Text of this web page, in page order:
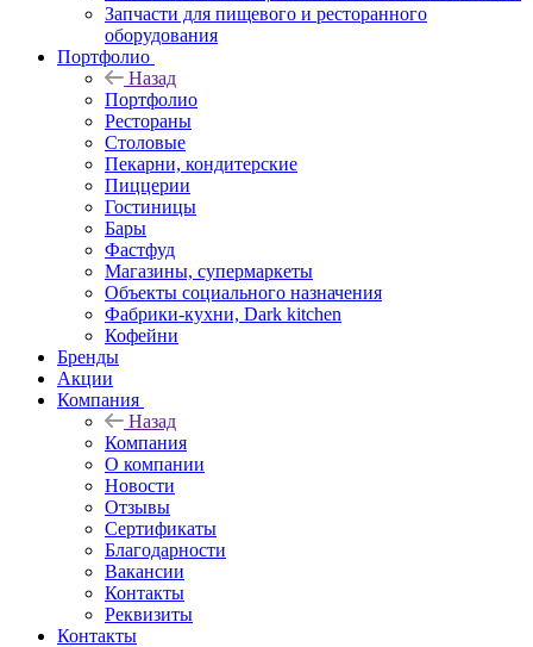
Запчасти для пищевого и ресторанного
оборудования
Портфолио
Назад
Портфолио
Рестораны
Столовые
Пекарни, кондитерские
Пиццерии
Гостиницы
Бары
Фастфуд
Магазины, супермаркеты
Объекты социального назначения
Фабрики-кухни, Dark kitchen
Кофейни
Бренды
Акции
Компания
Назад
Компания
О компании
Новости
Отзывы
Сертификаты
Благодарности
Вакансии
Контакты
Реквизиты
Контакты